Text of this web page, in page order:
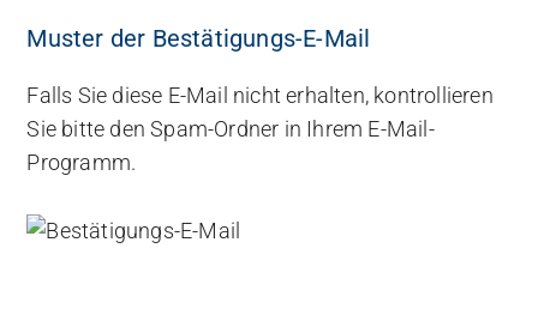
Muster der Bestätigungs-E-Mail
Falls Sie diese E-Mail nicht erhalten, kontrollieren
Sie bitte den Spam-Ordner in Ihrem E-Mail-
Programm.